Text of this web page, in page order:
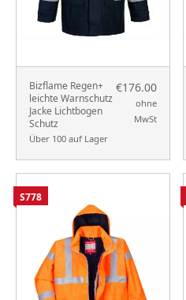
Bizflame Regen+
leichte Warnschutz
Jacke Lichtbogen
Schutz
Über 100 auf Lager
€176.00
ohne
MwSt
S778